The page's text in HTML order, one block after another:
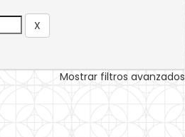
Mostrar filtros avanzados